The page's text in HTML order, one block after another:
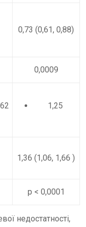
0,73 (0,61, 0,88)
0,0009
1,25
1,36 (1,06, 1,66 )
р < 0,0001
недостатності,